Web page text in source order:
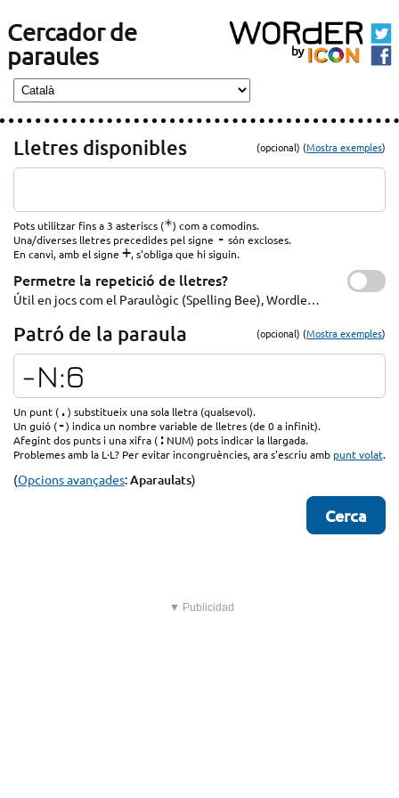
Cercador de
paraules
Lletres disponibles (opcional) (Mostra exemples)
Pots utilitzar fins a 3 asteriscs (*) com a comodins.
Una/diverses lletres precedides pel signe - són excloses.
En canvi, amb el signe +, s'obliga que hi siguin.
Permetre la repetició de lletres?
Útil en jocs com el Paraulògic (Spelling Bee), Wordle…
Patró de la paraula (opcional) (Mostra exemples)
Un punt (.) substitueix una sola lletra (qualsevol).
Un guió (-) indica un nombre variable de lletres (de 0 a infinit).
Afegint dos punts i una xifra (: NUM) pots indicar la llargada.
Problemes amb la L·L? Per evitar incongruències, ara s'escriu amb punt volat.
(Opcions avançades:Aparaulats)
▼ Publicidad